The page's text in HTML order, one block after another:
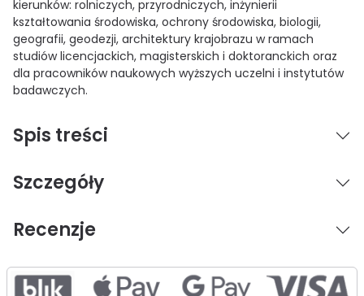
kierunków: rolniczych, przyrodniczych, inżynierii
kształtowania środowiska, ochrony środowiska, biologii,
geografii, geodezji, architektury krajobrazu w ramach
studiów licencjackich, magisterskich i doktoranckich oraz
dla pracowników naukowych wyższych uczelni i instytutów
badawczych.
Spis treści
Szczegóły
Recenzje